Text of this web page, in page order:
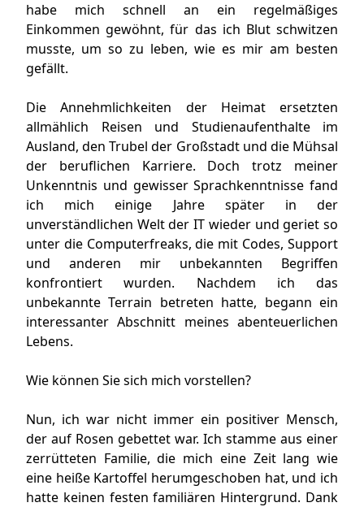
habe mich schnell an ein regelmäßiges
Einkommen gewöhnt, für das ich Blut schwitzen
musste, um so zu leben, wie es mir am besten
gefällt.
Die Annehmlichkeiten der Heimat ersetzten
allmählich Reisen und Studienaufenthalte im
Ausland, den Trubel der Großstadt und die Mühsal
der beruflichen Karriere. Doch trotz meiner
Unkenntnis und gewisser Sprachkenntnisse fand
ich mich einige Jahre später in der
unverständlichen Welt der IT wieder und geriet so
unter die Computerfreaks, die mit Codes, Support
und anderen mir unbekannten Begriffen
konfrontiert wurden. Nachdem ich das
unbekannte Terrain betreten hatte, begann ein
interessanter Abschnitt meines abenteuerlichen
Lebens.
Wie können Sie sich mich vorstellen?
Nun, ich war nicht immer ein positiver Mensch,
der auf Rosen gebettet war. Ich stamme aus einer
zerrütteten Familie, die mich eine Zeit lang wie
eine heiße Kartoffel herumgeschoben hat, und ich
hatte keinen festen familiären Hintergrund. Dank